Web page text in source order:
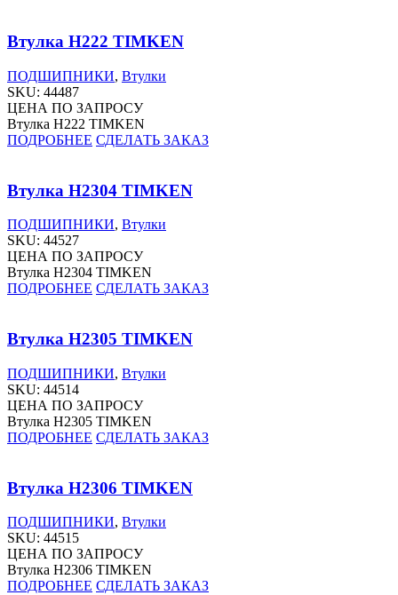
Втулка H222 TIMKEN
ПОДШИПНИКИ, Втулки
SKU: 44487
ЦЕНА ПО ЗАПРОСУ
Втулка H222 TIMKEN
ПОДРОБНЕЕ СДЕЛАТЬ ЗАКАЗ
Втулка H2304 TIMKEN
ПОДШИПНИКИ, Втулки
SKU: 44527
ЦЕНА ПО ЗАПРОСУ
Втулка H2304 TIMKEN
ПОДРОБНЕЕ СДЕЛАТЬ ЗАКАЗ
Втулка H2305 TIMKEN
ПОДШИПНИКИ, Втулки
SKU: 44514
ЦЕНА ПО ЗАПРОСУ
Втулка H2305 TIMKEN
ПОДРОБНЕЕ СДЕЛАТЬ ЗАКАЗ
Втулка H2306 TIMKEN
ПОДШИПНИКИ, Втулки
SKU: 44515
ЦЕНА ПО ЗАПРОСУ
Втулка H2306 TIMKEN
ПОДРОБНЕЕ СДЕЛАТЬ ЗАКАЗ